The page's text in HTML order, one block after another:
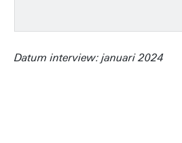
Datum interview: januari 2024